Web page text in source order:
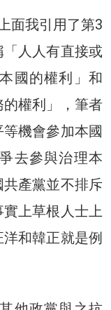
面我引用了第3
人人有直接或
國的權利」和
的權利」，筆者
機會參加本國
去參與治理本
產黨並不排斥
上草根人士上
和韓正就是例